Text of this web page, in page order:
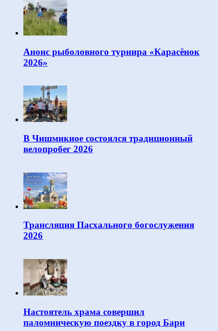
Анонс рыболовного турнира «Карасёнок
2026»
В Чишмикиое состоялся традиционный
велопробег 2026
Трансляция Пасхального богослужения
2026
Настоятель храма совершил
паломническую поездку в город Бари